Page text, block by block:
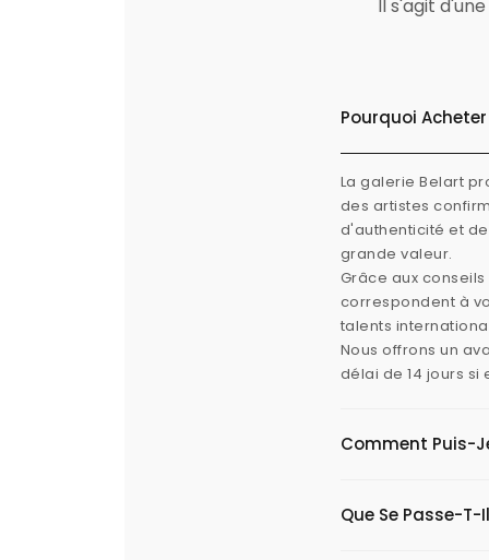
Il s'agit
Pourquoi
La galerie Belart
des artistes
d'authenticité et
grande valeur.
Grâce aux
correspondent à
talents
Nous offrons un
délai de 14 jours si
Comment Puis-
Que Se Passe-